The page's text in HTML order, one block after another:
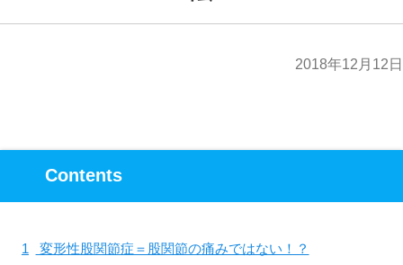
2018年12月12日
Contents
1 変形性股関節症＝股関節の痛みではない！？